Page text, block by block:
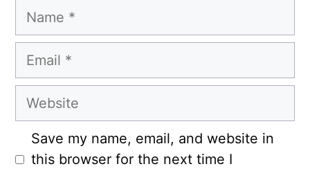
Name
Email
Website
Save my name, email, and website in
this browser for the next time I